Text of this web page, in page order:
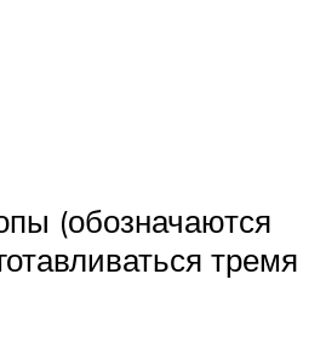
(обозначаются
тремя